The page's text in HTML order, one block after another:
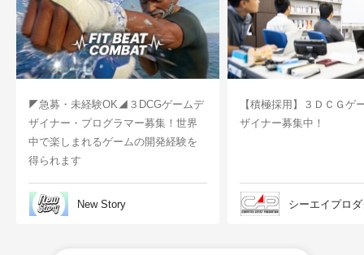
◤急募・未経験OK◢３DCGゲームデ
ザイナー・プログラマー募集！世界
中で楽しまれるゲームの開発経験を
得られます
New Story
【積極採用】３ＤＣＧゲ
ザイナー募集中！
シーエイプロ